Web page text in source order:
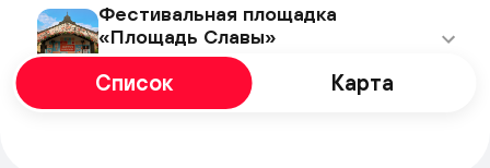
Фестивальная площадка
«Площадь Славы»
Список Карта